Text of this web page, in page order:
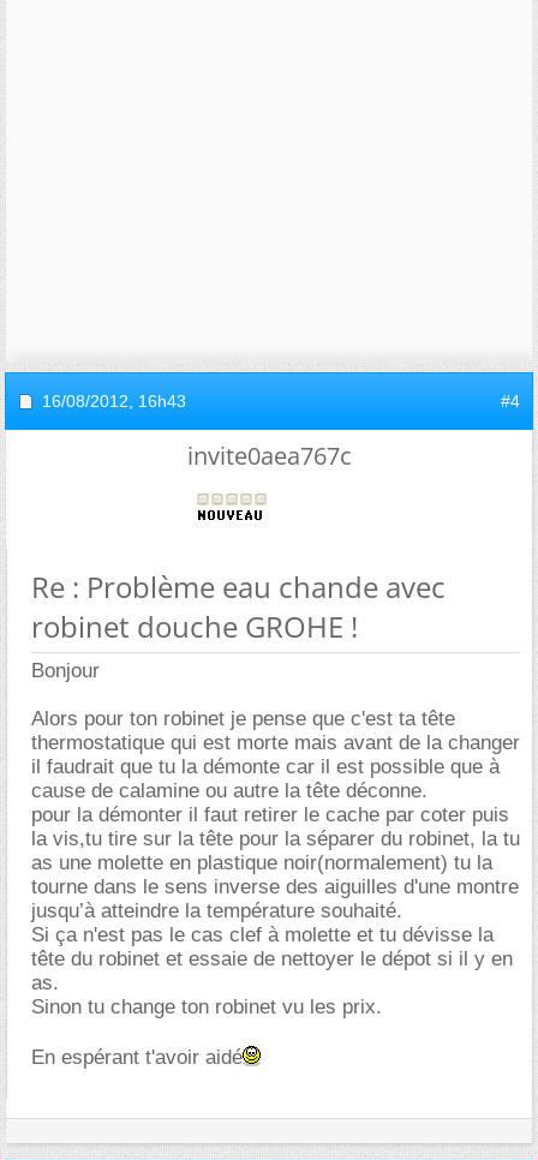
16/08/2012, 16h43 #4
invite0aea767c
Re : Problème eau chande avec
robinet douche GROHE !
Bonjour
Alors pour ton robinet je pense que c'est ta tête
thermostatique qui est morte mais avant de la changer
il faudrait que tu la démonte car il est possible que à
cause de calamine ou autre la tête déconne.
pour la démonter il faut retirer le cache par coter puis
la vis,tu tire sur la tête pour la séparer du robinet, la tu
as une molette en plastique noir(normalement) tu la
tourne dans le sens inverse des aiguilles d'une montre
jusqu’à atteindre la température souhaité.
Si ça n'est pas le cas clef à molette et tu dévisse la
tête du robinet et essaie de nettoyer le dépot si il y en
as.
Sinon tu change ton robinet vu les prix.
En espérant t'avoir aidé